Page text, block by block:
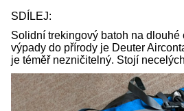
SDÍLEJ:
Solidní trekingový batoh na dlouhé
výpady do přírody je Deuter
je téměř nezničitelný. Stojí